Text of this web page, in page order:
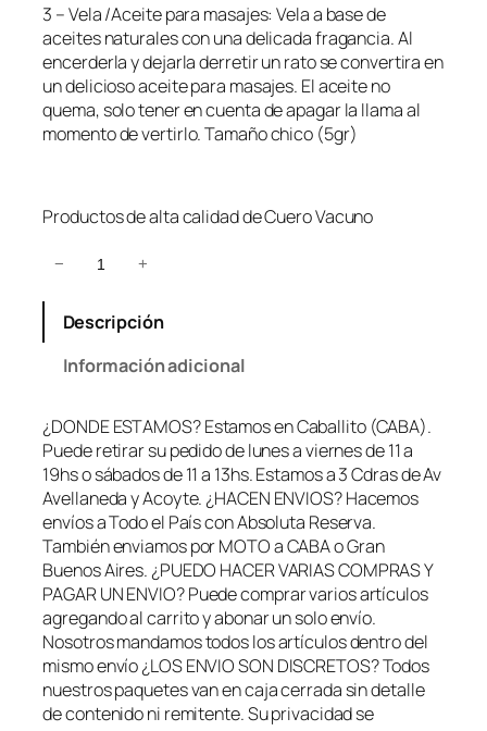
3 – Vela /Aceite para masajes: Vela a base de
aceites naturales con una delicada fragancia. Al
encerderla y dejarla derretir un rato se convertira en
un delicioso aceite para masajes. El aceite no
quema, solo tener en cuenta de apagar la llama al
momento de vertirlo. Tamaño chico (5gr)
Productos de alta calidad de Cuero Vacuno
o
d
e
C
u
e
r
o
C
o
n
H
e
b
− +
Descripción
Información adicional
¿DONDE ESTAMOS? Estamos en Caballito (CABA).
Puede retirar su pedido de lunes a viernes de 11 a
19hs o sábados de 11 a 13hs. Estamos a 3 Cdras de Av
Avellaneda y Acoyte. ¿HACEN ENVIOS? Hacemos
envíos a Todo el País con Absoluta Reserva.
También enviamos por MOTO a CABA o Gran
Buenos Aires. ¿PUEDO HACER VARIAS COMPRAS Y
PAGAR UN ENVIO? Puede comprar varios artículos
agregando al carrito y abonar un solo envío.
Nosotros mandamos todos los artículos dentro del
mismo envío ¿LOS ENVIO SON DISCRETOS? Todos
nuestros paquetes van en caja cerrada sin detalle
de contenido ni remitente. Su privacidad se